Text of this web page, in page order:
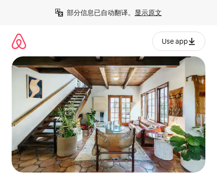
部分信息已自动翻译。 显示原文
Use app